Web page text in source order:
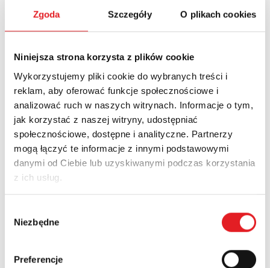
Zgoda Szczegóły O plikach cookies
Niniejsza strona korzysta z plików cookie
Wykorzystujemy pliki cookie do wybranych treści i
reklam, aby oferować funkcje społecznościowe i
analizować ruch w naszych witrynach. Informacje o tym,
jak korzystać z naszej witryny, udostępniać
społecznościowe, dostępne i analityczne. Partnerzy
mogą łączyć te informacje z innymi podstawowymi
danymi od Ciebie lub uzyskiwanymi podczas korzystania
z ich usług.
zgody
Niezbędne
Preferencje
Zapytaj o szczegóły oferty
Imię i nazwisko: *
Adres e-mail: *
Nazwa firmy:
Numer telefonu: